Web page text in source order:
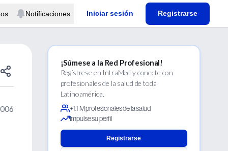
Notificaciones Iniciar sesión Registrarse
¡Súmese a la Red Profesional!
Regístrese en IntraMed y conecte con
profesionales de la salud de toda
Latinoamérica.
+1.1 M profesionales de la salud
Impulse su perfil
Registrarse